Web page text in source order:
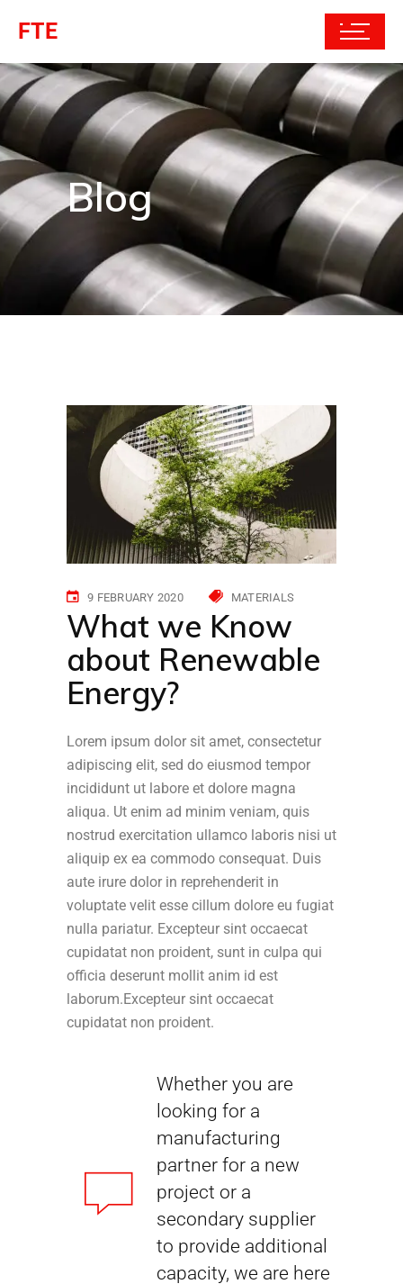
FTE
Blog
9 FEBRUARY 2020 MATERIALS
What we Know
about Renewable
Energy?
Lorem ipsum dolor sit amet, consectetur
adipiscing elit, sed do eiusmod tempor
incididunt ut labore et dolore magna
aliqua. Ut enim ad minim veniam, quis
nostrud exercitation ullamco laboris nisi ut
aliquip ex ea commodo consequat. Duis
aute irure dolor in reprehenderit in
voluptate velit esse cillum dolore eu fugiat
nulla pariatur. Excepteur sint occaecat
cupidatat non proident, sunt in culpa qui
officia deserunt mollit anim id est
laborum.Excepteur sint occaecat
cupidatat non proident.
Whether you are
looking for a
manufacturing
partner for a new
project or a
secondary supplier
to provide additional
capacity, we are here